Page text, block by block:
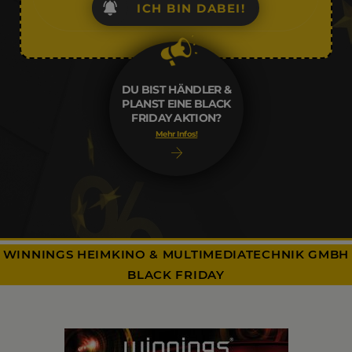
DU BIST HÄNDLER &
PLANST EINE BLACK
FRIDAY AKTION?
Mehr Infos!
ICH BIN DABEI!
WINNINGS HEIMKINO & MULTIMEDIATECHNIK GMBH
BLACK FRIDAY